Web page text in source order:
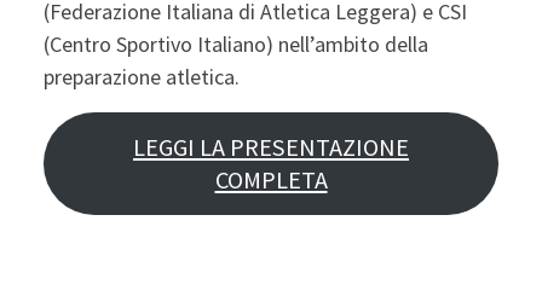
(Federazione Italiana di Atletica Leggera) e CSI
(Centro Sportivo Italiano) nell’ambito della
preparazione atletica.
LEGGI LA PRESENTAZIONE
COMPLETA